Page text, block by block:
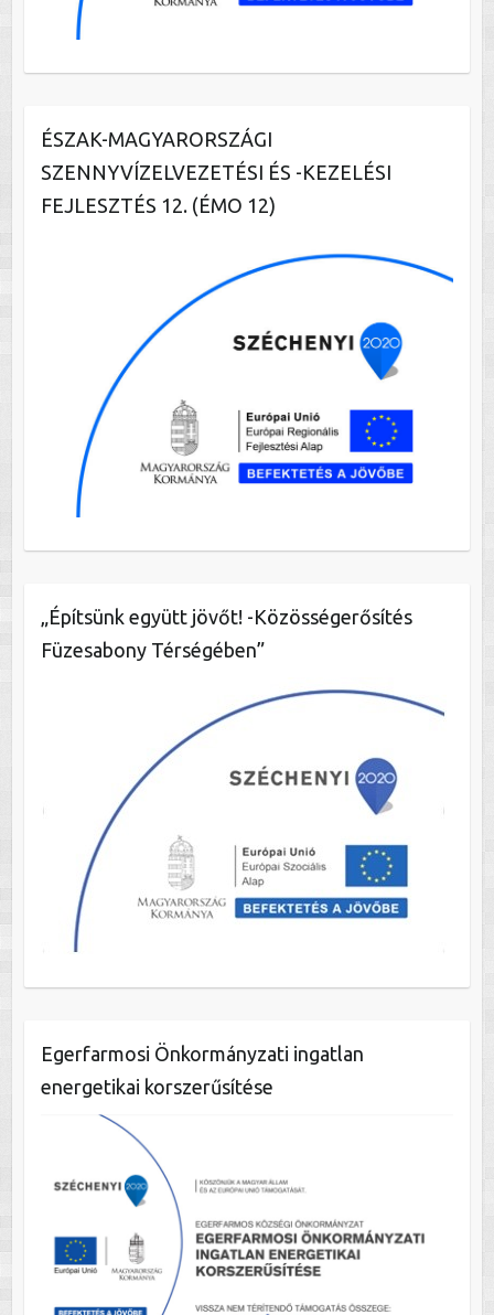
ÉSZAK-MAGYARORSZÁGI
SZENNYVÍZELVEZETÉSI ÉS -KEZELÉSI
FEJLESZTÉS 12. (ÉMO 12)
„Építsünk együtt jövőt! -Közösségerősítés
Füzesabony Térségében”
Egerfarmosi Önkormányzati ingatlan
energetikai korszerűsítése